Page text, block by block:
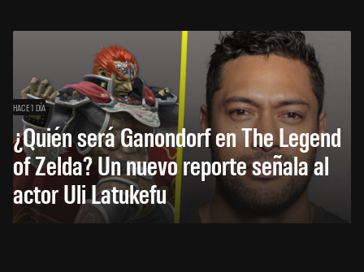
HACE 1 DÍA
¿Quién será Ganondorf en The Legend
of Zelda? Un nuevo reporte señala al
actor Uli Latukefu